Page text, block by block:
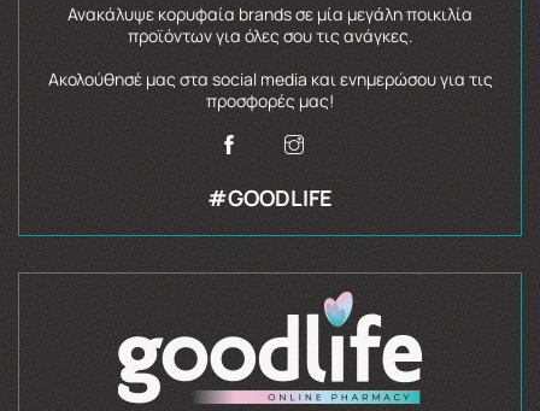
Ανακάλυψε κορυφαία brands σε μία μεγάλη ποικιλία
προϊόντων για όλες σου τις ανάγκες.
Ακολούθησέ μας στα social media και ενημερώσου για τις
προσφορές μας!
#GOODLIFE